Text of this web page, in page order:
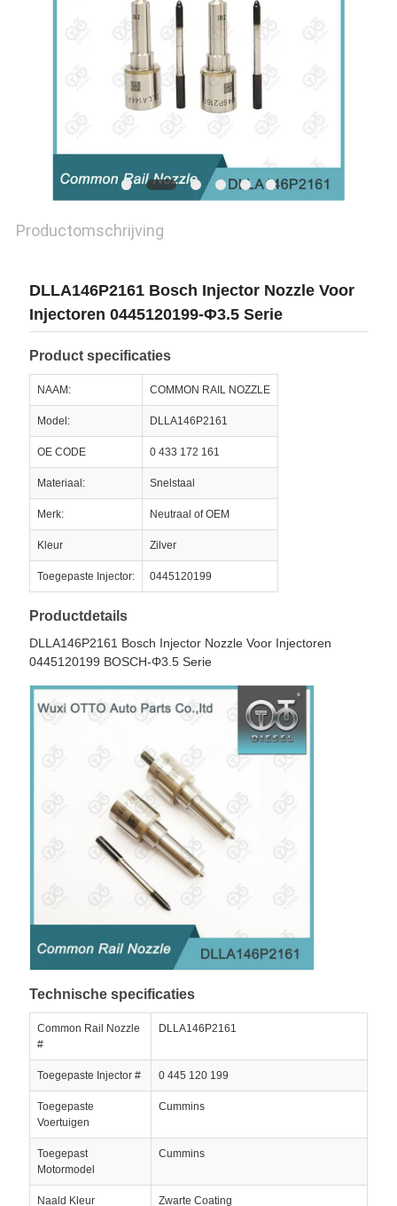
Productomschrijving
DLLA146P2161 Bosch Injector Nozzle Voor
Injectoren 0445120199-Φ3.5 Serie
Product specificaties
NAAM: COMMON RAIL NOZZLE
Model: DLLA146P2161
OE CODE 0 433 172 161
Materiaal: Snelstaal
Merk: Neutraal of OEM
Kleur Zilver
Toegepaste Injector: 0445120199
Productdetails
DLLA146P2161 Bosch Injector Nozzle Voor Injectoren
0445120199 BOSCH-Φ3.5 Serie
Technische specificaties
Common Rail Nozzle
#
DLLA146P2161
Toegepaste Injector # 0 445 120 199
Toegepaste
Voertuigen
Cummins
Toegepast
Motormodel
Cummins
Naald Kleur Zwarte Coating